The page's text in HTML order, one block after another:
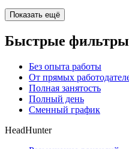
Показать ещё
Быстрые фильтры
Без опыта работы
От прямых
Полная занятость
Полный день
Сменный график
HeadHunter